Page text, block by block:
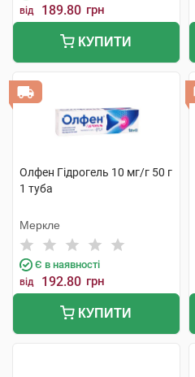
від 189.80 грн
КУПИТИ
Олфен Гідрогель 10 мг/г 50 г
1 туба
Меркле
Є в наявності
від 192.80 грн
КУПИТИ